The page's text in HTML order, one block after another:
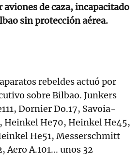
de caza, incapacitado
sin protección aérea.
rebeldes actuó por
sobre Bilbao. Junkers
Dornier Do.17, Savoia-
Heinkel He70, Heinkel He45,
He51, Messerschmitt
Aero A.101... unos 32